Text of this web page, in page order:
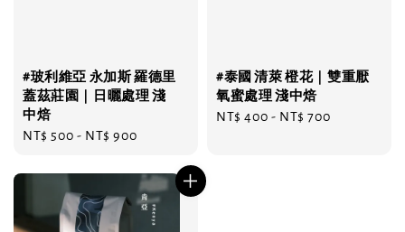
#玻利維亞 永加斯 羅德里
蓋茲莊園｜日曬處理 淺
中焙
Regular
NT$ 500 - NT$ 900
#泰國 清萊 橙花｜雙重厭
氧蜜處理 淺中焙
Regular
NT$ 400 - NT$ 700